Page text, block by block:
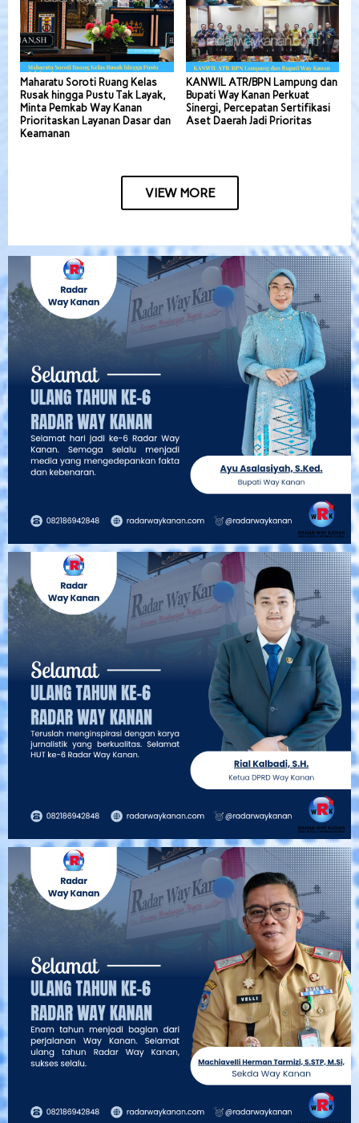
Maharatu Soroti Ruang Kelas
Rusak hingga Pustu Tak Layak,
Minta Pemkab Way Kanan
Prioritaskan Layanan Dasar dan
Keamanan
KANWIL ATR/BPN Lampung dan
Bupati Way Kanan Perkuat
Sinergi, Percepatan Sertifikasi
Aset Daerah Jadi Prioritas
VIEW MORE